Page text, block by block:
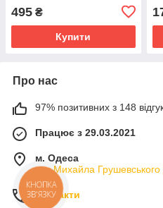
495 ₴
Купити
Про нас
97% позитивних з 148
Працює з 29.03.2021
м. Одеса
вул.Михайла
Контакти
КНОПКА
ЗВ'ЯЗКУ